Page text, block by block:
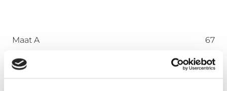
Maat A
67
Maat C
45